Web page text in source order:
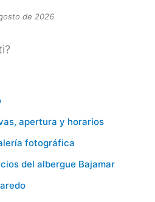
de 2026
apertura y horarios
fotográfica
del albergue Bajamar